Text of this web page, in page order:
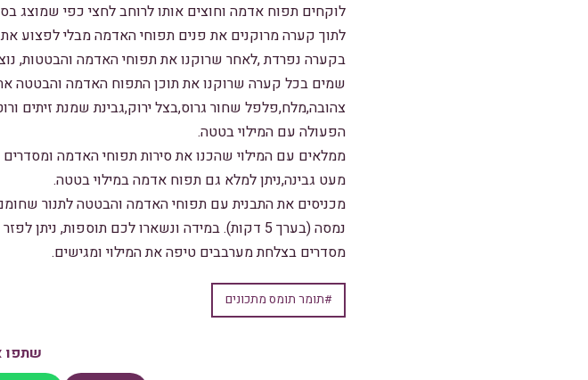
לוקחים תפוח אדמה וחוצים אותו לרוחב לחצי כפי שמוצג
לתוך קערה מרוקנים את פנים תפוחי האדמה מבלי לפצוע
בקערה נפרדת ,לאחר שרוקנו את תפוחי האדמה והבטטות,
שמים בכל קערה שרוקנו את תוכן התפוח האדמה והבטטה
צהובה,מלח,פלפל שחור גרוס,בצל ירוק,גבינת שמנת זיתים
הפעולה עם המילוי בטטה.
ממלאים עם המילוי שהכנו את סירות תפוחי האדמה
מעט גבינה,ניתן למלא גם תפוח אדמה במילוי בטטה.
נמסה (בערך 5 דקות). במידה ונשארו לכם תוספות, ניתן לפזר אותם מעל התפוח האדמה לפני שמכניסים לתנור.
מסדרים בצלחת מערבבים טיפה את המילוי ומגישים.
#תומר תומס מתכונים
שתפו